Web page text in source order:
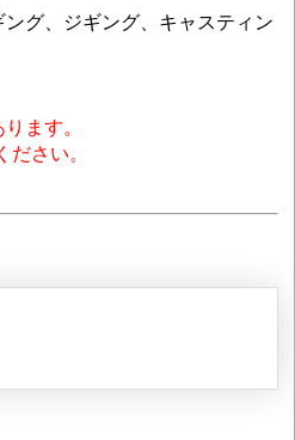
グ、ジギング、キャスティン
ます。
ださい。